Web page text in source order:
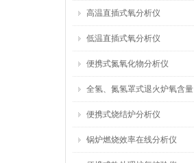
高温直插式氧分析仪
低温直插式氧分析仪
便携式氮氧化物分析仪
全氢、氮氢罩式退火炉氧含量
在线分析仪
便携式烧结炉分析仪
锅炉燃烧效率在线分析仪